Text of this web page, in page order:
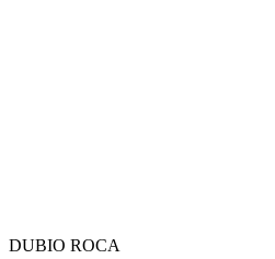
DUBIO ROCA